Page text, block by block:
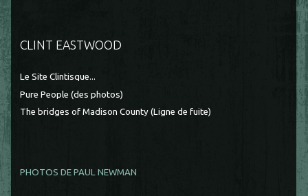
CLINT EASTWOOD
Le Site Clintisque...
Pure People (des photos)
The bridges of Madison County (Ligne de fuite)
PHOTOS DE PAUL NEWMAN